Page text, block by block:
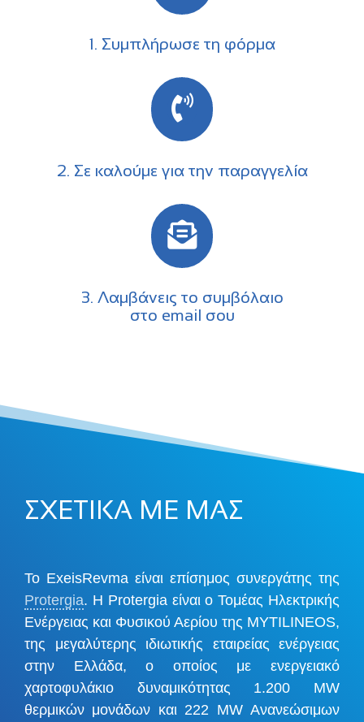
1. Συμπλήρωσε τη φόρμα
2. Σε καλούμε για την παραγγελία
3. Λαμβάνεις το συμβόλαιο
στο email σου
ΣΧΕΤΙΚΑ ΜΕ ΜΑΣ
Το ExeisRevma είναι επίσημος συνεργάτης της
Protergia. Η Protergia είναι ο Τομέας Ηλεκτρικής
Ενέργειας και Φυσικού Αερίου της MYTILINEOS,
της μεγαλύτερης ιδιωτικής εταιρείας ενέργειας
στην Ελλάδα, ο οποίος με ενεργειακό
χαρτοφυλάκιο δυναμικότητας 1.200 MW
θερμικών μονάδων και 222 MW Ανανεώσιμων